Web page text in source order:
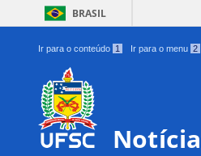
BRASIL
Ir para o conteúdo 1 Ir para o menu 2